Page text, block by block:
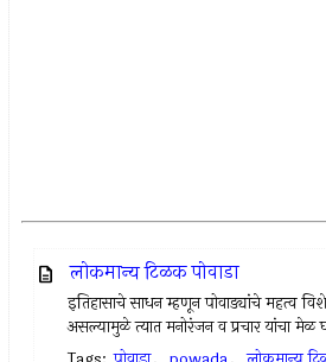
लोकमान्य टिळक पोवाडा
इतिहासाचे साधन म्हणून पोवाड्यांचे महत्व
असल्यामुळे त्यात मनोरंजन व प्रचार यांचा मेळ